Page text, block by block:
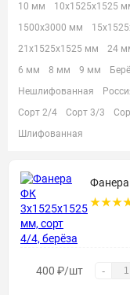
10 мм 10х1525х1525
1500х3000 мм
21х1525х1525 мм
24
6 мм
8 мм 9 мм
Нешлифованная
Сорт 2/4
Сорт 3/3
Шлифованная
Фанера
400 ₽/шт -